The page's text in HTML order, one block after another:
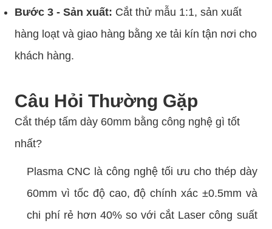
Bước 3 - Sản xuất: Cắt thử mẫu 1:1, sản xuất
hàng loạt và giao hàng bằng xe tải kín tận nơi cho
khách hàng.
Câu Hỏi Thường Gặp
Cắt thép tấm dày 60mm bằng công nghệ gì tốt
nhất?
Plasma CNC là công nghệ tối ưu cho thép dày
60mm vì tốc độ cao, độ chính xác ±0.5mm và
chi phí rẻ hơn 40% so với cắt Laser công suất